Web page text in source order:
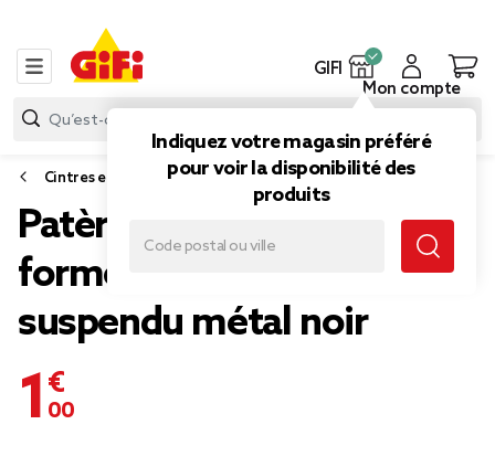
GIFI
Indiquez votre magasin préféré
pour voir la disponibilité des
produits
Mon compte
Cintres et accessoires dressing
Patère de porte 2 crochets
forme bonhomme
suspendu métal noir
1,00 €